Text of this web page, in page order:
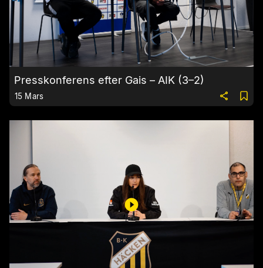
Presskonferens efter Gais – AIK (3–2)
15 Mars